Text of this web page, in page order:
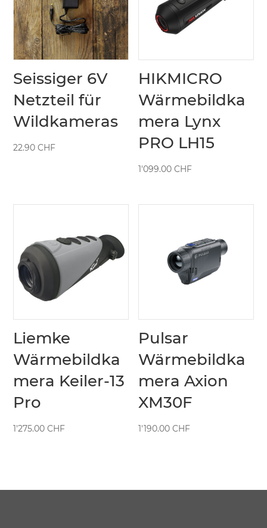
Seissiger 6V
Netzteil für
Wildkameras
22.90CHF
HIKMICRO
Wärmebildka
mera Lynx
PRO LH15
1'099.00CHF
Liemke
Wärmebildka
mera Keiler-13
Pro
1'275.00CHF
Pulsar
Wärmebildka
mera Axion
XM30F
1'190.00CHF